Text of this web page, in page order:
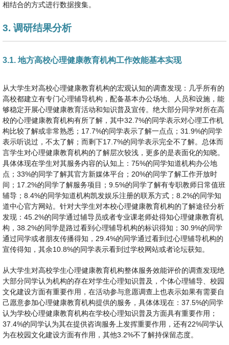
相结合的方式进行数据搜集。
3. 调研结果分析
3.1. 地方高校心理健康教育机构工作效能基本实现
从大学生对高校心理健康教育机构的宏观认知的调查发现：几乎所有的
高校都建立有专门心理辅导机构，配备基本办公场地、人员和设施，能
够稳定开展心理健康教育活动和知识普及宣传。绝大部分同学对所在高
校的心理健康教育机构有所了解，其中32.7%的同学表示对心理工作机
构比较了解或非常熟悉；17.7%的同学表示了解一点点；31.9%的同学
表示听说过，不太了解；而剩下17.7%的同学表示完全不了解。总体而
言学生对心理健康教育机构的了解层次较浅，更多的是表面化的知晓。
具体体现在学生对其服务内容的认知上：75%的同学知道机构办公地
点；33%的同学了解其官方新媒体平台；20%的同学了解工作开放时
间；17.2%的同学了解服务项目；9.5%的同学了解有专职教师日常值班
辅导；8.4%的同学知道机构凯发娱乐注册的联系方式；8.2%的同学知
道中心官方网站。针对大学生对本校心理健康教育机构的了解途径分析
发现：45.2%的同学通过辅导员或者专业课老师处得知心理健康教育机
构，38.2%的同学是路过看到心理辅导机构的标识得知；30.9%的同学
通过同学或者朋友传播得知，29.4%的同学通过看到过心理辅导机构的
宣传得知，其余10.8%的同学表示看到过学校网站或者论坛获知。
从大学生对高校学生心理健康教育机构整体服务效能评价的调查发现绝
大部分同学认为机构的存在对学生心理知识普及，个体心理辅导、校园
文化建设方面有重要作用，在活动参与意愿调查上也表示如果有需要自
己愿意参加心理健康教育机构提供的服务，具体体现在：37.5%的同学
认为学校心理健康教育机构在学校心理知识普及方面具有重要作用；
37.4%的同学认为其在提供咨询服务上发挥重要作用，还有22%同学认
为在校园文化建设方面有作用，其他3.2%不了解持保留态度。